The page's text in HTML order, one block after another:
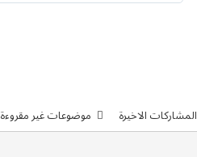
المشاركات الاخيرة موضوعات غير مقروءة